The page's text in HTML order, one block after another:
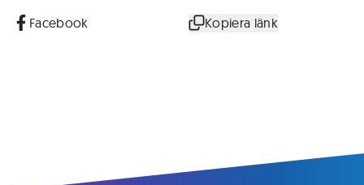
Facebook Kopiera länk